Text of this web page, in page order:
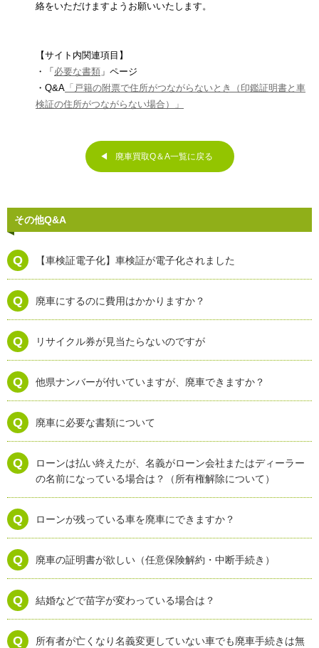
絡をいただけますようお願いいたします。
【サイト内関連項目】
・「 必要な書類 」ページ
・Q&A 「戸籍の附票で住所がつながらないとき（印鑑証明書と車
検証の住所がつながらない場合）」
廃車買取Q＆A一覧に戻る
その他Q&A
【車検証電子化】車検証が電子化されました
廃車にするのに費用はかかりますか？
リサイクル券が見当たらないのですが
他県ナンバーが付いていますが、廃車できますか？
廃車に必要な書類について
ローンは払い終えたが、名義がローン会社またはディーラー
の名前になっている場合は？（所有権解除について）
ローンが残っている車を廃車にできますか？
廃車の証明書が欲しい（任意保険解約・中断手続き）
結婚などで苗字が変わっている場合は？
所有者が亡くなり名義変更していない車でも廃車手続きは無